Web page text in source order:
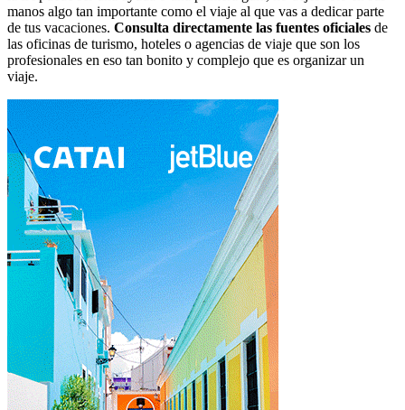
manos algo tan importante como el viaje al que vas a dedicar parte
de tus vacaciones. Consulta directamente las fuentes oficiales de
las oficinas de turismo, hoteles o agencias de viaje que son los
profesionales en eso tan bonito y complejo que es organizar un
viaje.